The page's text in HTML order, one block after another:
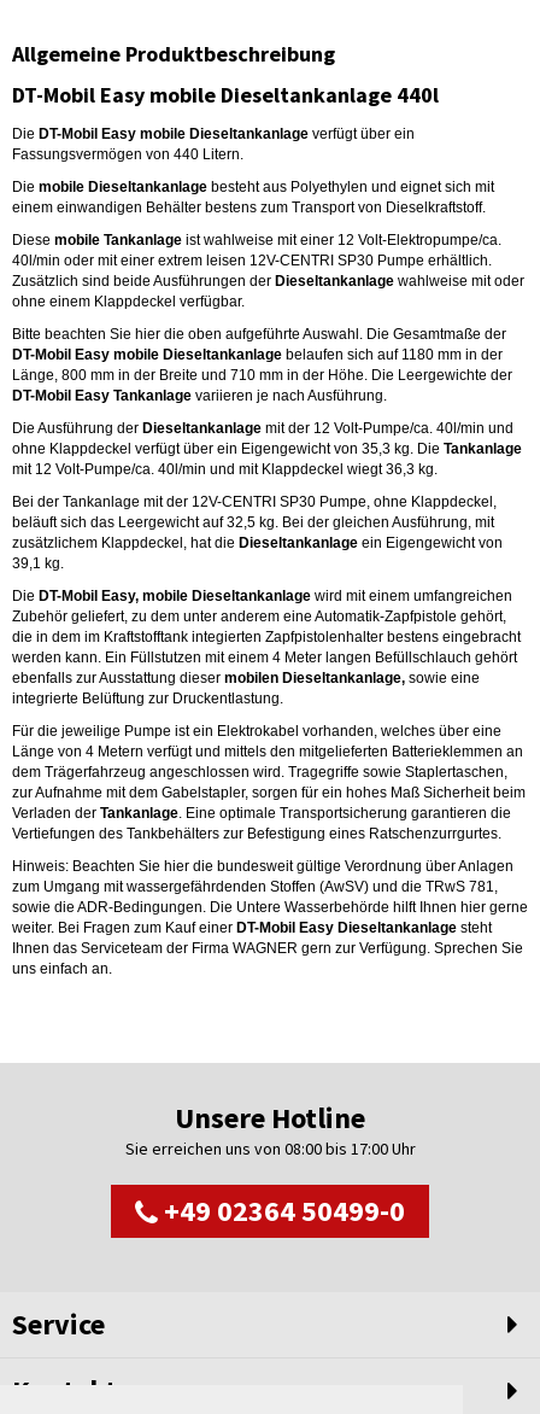
Allgemeine Produktbeschreibung
DT-Mobil Easy mobile Dieseltankanlage 440l
Die DT-Mobil Easy mobile Dieseltankanlage verfügt über ein
Fassungsvermögen von 440 Litern.
Die mobile Dieseltankanlage besteht aus Polyethylen und eignet sich mit
einem einwandigen Behälter bestens zum Transport von Dieselkraftstoff.
Diese mobile Tankanlage ist wahlweise mit einer 12 Volt-Elektropumpe/ca.
40l/min oder mit einer extrem leisen 12V-CENTRI SP30 Pumpe erhältlich.
Zusätzlich sind beide Ausführungen der Dieseltankanlage wahlweise mit oder
ohne einem Klappdeckel verfügbar.
Bitte beachten Sie hier die oben aufgeführte Auswahl. Die Gesamtmaße der
DT-Mobil Easy mobile Dieseltankanlage belaufen sich auf 1180 mm in der
Länge, 800 mm in der Breite und 710 mm in der Höhe. Die Leergewichte der
DT-Mobil Easy Tankanlage variieren je nach Ausführung.
Die Ausführung der Dieseltankanlage mit der 12 Volt-Pumpe/ca. 40l/min und
ohne Klappdeckel verfügt über ein Eigengewicht von 35,3 kg. Die Tankanlage
mit 12 Volt-Pumpe/ca. 40l/min und mit Klappdeckel wiegt 36,3 kg.
Bei der Tankanlage mit der 12V-CENTRI SP30 Pumpe, ohne Klappdeckel,
beläuft sich das Leergewicht auf 32,5 kg. Bei der gleichen Ausführung, mit
zusätzlichem Klappdeckel, hat die Dieseltankanlage ein Eigengewicht von
39,1 kg.
Die DT-Mobil Easy, mobile Dieseltankanlage wird mit einem umfangreichen
Zubehör geliefert, zu dem unter anderem eine Automatik-Zapfpistole gehört,
die in dem im Kraftstofftank integierten Zapfpistolenhalter bestens eingebracht
werden kann. Ein Füllstutzen mit einem 4 Meter langen Befüllschlauch gehört
ebenfalls zur Ausstattung dieser mobilen Dieseltankanlage, sowie eine
integrierte Belüftung zur Druckentlastung.
Für die jeweilige Pumpe ist ein Elektrokabel vorhanden, welches über eine
Länge von 4 Metern verfügt und mittels den mitgelieferten Batterieklemmen an
dem Trägerfahrzeug angeschlossen wird. Tragegriffe sowie Staplertaschen,
zur Aufnahme mit dem Gabelstapler, sorgen für ein hohes Maß Sicherheit beim
Verladen der Tankanlage. Eine optimale Transportsicherung garantieren die
Vertiefungen des Tankbehälters zur Befestigung eines Ratschenzurrgurtes.
Hinweis: Beachten Sie hier die bundesweit gültige Verordnung über Anlagen
zum Umgang mit wassergefährdenden Stoffen (AwSV) und die TRwS 781,
sowie die ADR-Bedingungen. Die Untere Wasserbehörde hilft Ihnen hier gerne
weiter. Bei Fragen zum Kauf einer DT-Mobil Easy Dieseltankanlage steht
Ihnen das Serviceteam der Firma WAGNER gern zur Verfügung. Sprechen Sie
uns einfach an.
Unsere Hotline
Sie erreichen uns von 08:00 bis 17:00 Uhr
+49 02364 50499-0
Service
Kontakt